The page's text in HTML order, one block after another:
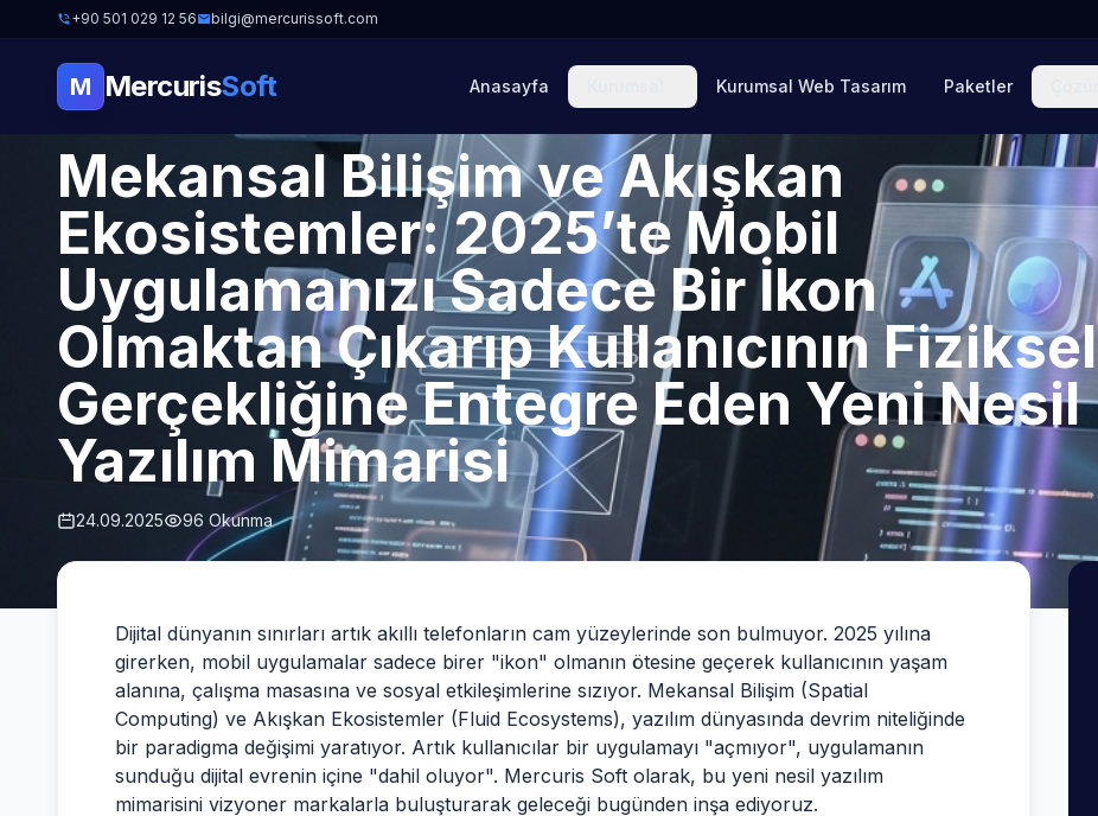
+90 501 029 12 56 bilgi@mercurissoft.com
M MercurisSoft Anasayfa Kurumsal Web Tasarım Paketler
MOBIL UYGULAMA
Mekansal Bilişim ve Akışkan
Ekosistemler: 2025’te Mobil
Uygulamanızı Sadece Bir İkon
Olmaktan Çıkarıp Kullanıcının Fiziksel
Gerçekliğine Entegre Eden Yeni Nesil
Yazılım Mimarisi
24.09.2025 96 Okunma
Dijital dünyanın sınırları artık akıllı telefonların cam yüzeylerinde son bulmuyor. 2025 yılına
girerken, mobil uygulamalar sadece birer "ikon" olmanın ötesine geçerek kullanıcının yaşam
alanına, çalışma masasına ve sosyal etkileşimlerine sızıyor. Mekansal Bilişim (Spatial
Computing) ve Akışkan Ekosistemler (Fluid Ecosystems), yazılım dünyasında devrim niteliğinde
bir paradigma değişimi yaratıyor. Artık kullanıcılar bir uygulamayı "açmıyor", uygulamanın
sunduğu dijital evrenin içine "dahil oluyor". Mercuris Soft olarak, bu yeni nesil yazılım
mimarisini vizyoner markalarla buluşturarak geleceği bugünden inşa ediyoruz.